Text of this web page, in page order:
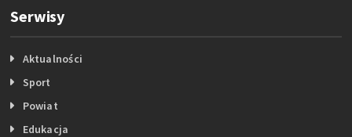
Serwisy
Aktualności
Sport
Powiat
Edukacja